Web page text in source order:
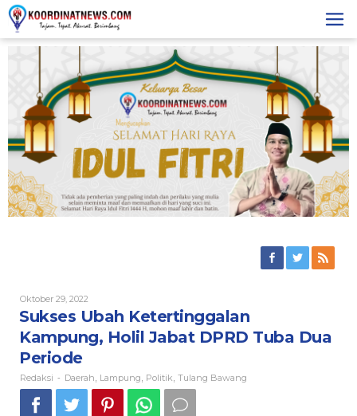
Skip
to
content
Oktober 29, 2022
Redaksi
Sukses Ubah Ketertinggalan
Kampung, Holil Jabat DPRD Tuba Dua
Periode
Redaksi - Daerah Lampung Politik Tulang Bawang